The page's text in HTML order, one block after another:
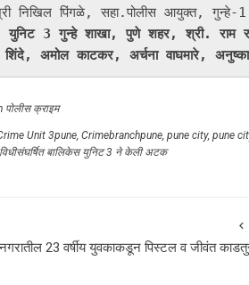
निखिल पिंगळे, सहा.पोलीस आयुक्त, गुन्हे-
युनिट 3 गुन्हे शाखा, पुणे शहर, श्री. राम
शिंदे, अमोल काटकर, अर्चना वाघमारे,
पोलीस क्राइम
Unit 3pune, Crimebranchpune, pune city, pune
विधीसंघर्षित बालिकेस युनिट 3 ने केली अटक
23 वर्षीय युवकाकडून पिस्टल व जीवंत